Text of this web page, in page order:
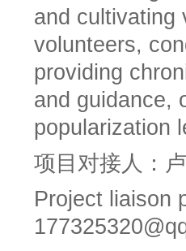
and cultivating
volunteers,
providing
and guidance,
popularization
项目对接人：
Project liaison